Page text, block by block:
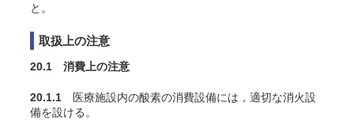
と。
取扱上の注意
20.1 消費上の注意
20.1.1 医療施設内の酸素の消費設備には，適切な消火設
備を設ける。